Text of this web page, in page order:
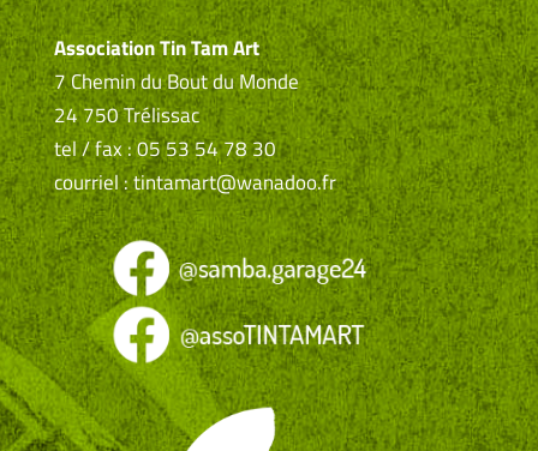
Association Tin Tam Art
7 Chemin du Bout du Monde
24 750 Trélissac
tel / fax : 05 53 54 78 30
courriel : tintamart@wanadoo.fr